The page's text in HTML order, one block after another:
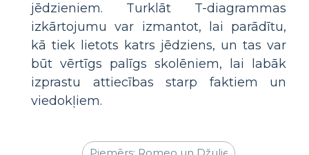
jēdzieniem. Turklāt T-diagrammas
izkārtojumu var izmantot, lai parādītu,
kā tiek lietots katrs jēdziens, un tas var
būt vērtīgs palīgs skolēniem, lai labāk
izprastu attiecības starp faktiem un
viedokļiem.